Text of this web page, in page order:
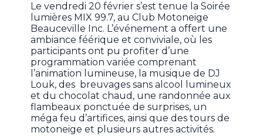
Le vendredi 20 février s’est tenue la Soirée
lumières MIX 99.7, au Club Motoneige
Beauceville Inc. L’événement a offert une
ambiance féérique et conviviale, où les
participants ont pu profiter d’une
programmation variée comprenant
l’animation lumineuse, la musique de DJ
Louk, des breuvages sans alcool lumineux
et du chocolat chaud, une randonnée aux
flambeaux ponctuée de surprises, un
méga feu d’artifices, ainsi que des tours de
motoneige et plusieurs autres activités.